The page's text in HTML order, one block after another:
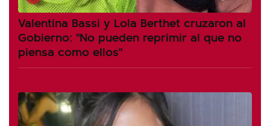
Valentina Bassi y Lola Berthet cruzaron al
Gobierno: "No pueden reprimir al que no
piensa como ellos"